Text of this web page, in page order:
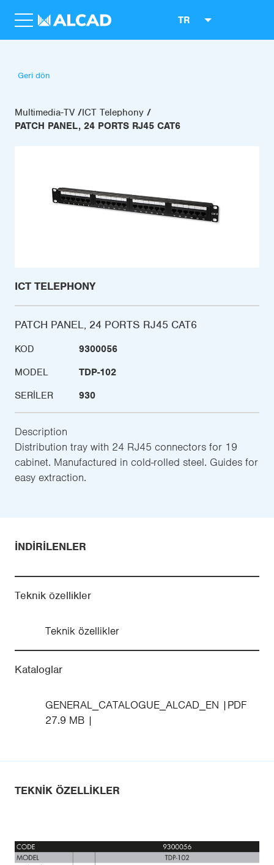
TR
Geri dön
Multimedia-TV
ICT Telephony
PATCH PANEL, 24 PORTS RJ45 CAT6
ICT TELEPHONY
PATCH PANEL, 24 PORTS RJ45 CAT6
KOD
9300056
MODEL
TDP-102
SERILER
930
Description
Distribution tray with 24 RJ45 connectors for 19
cabinet. Manufactured in cold-rolled steel. Guides for
easy extraction.
İNDIRILENLER
Teknik özellikler
Teknik özellikler
Kataloglar
GENERAL_CATALOGUE_ALCAD_EN
PDF
27.9 MB
TEKNIK ÖZELLIKLER